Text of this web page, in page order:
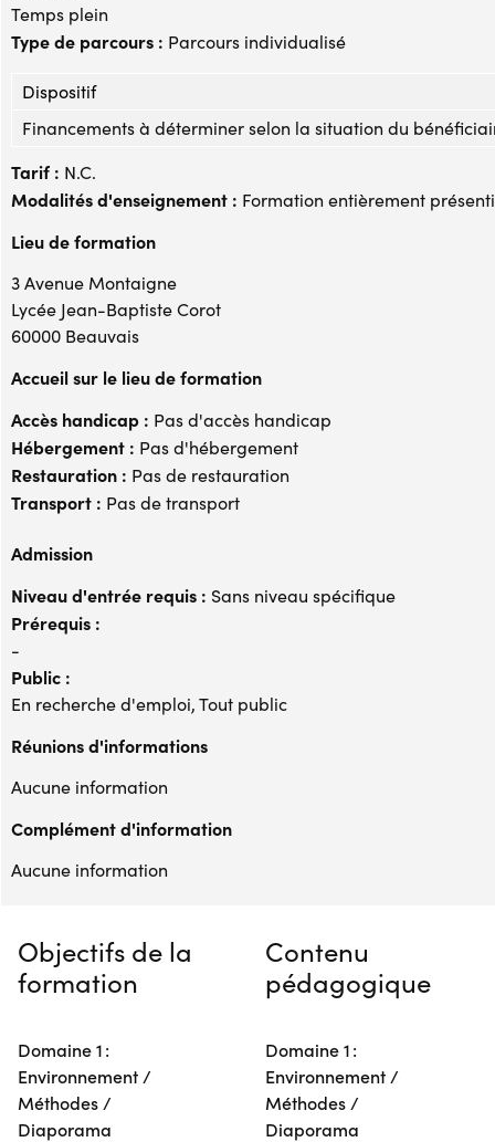
Temps plein
Type de parcours : Parcours individualisé
Dispositif
Financements à déterminer selon la situation du
Tarif : N.C.
Modalités d'enseignement : Formation entièrement
Lieu de formation
3 Avenue Montaigne
Lycée Jean-Baptiste Corot
60000 Beauvais
Accueil sur le lieu de formation
Accès handicap : Pas d'accès handicap
Hébergement : Pas d'hébergement
Restauration : Pas de restauration
Transport : Pas de transport
Admission
Niveau d'entrée requis : Sans niveau spécifique
Prérequis :
-
Public :
En recherche d'emploi, Tout public
Réunions d'informations
Aucune information
Complément d'information
Aucune information
Objectifs de la
formation
Domaine 1 :
Environnement /
Méthodes /
Diaporama
Contenu
pédagogique
Domaine 1 :
Environnement /
Méthodes /
Diaporama